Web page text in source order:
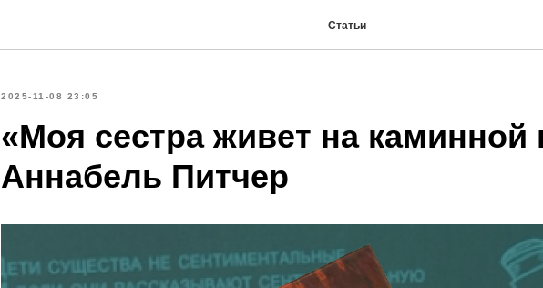
Статьи
2025-11-08 23:05
«Моя сестра живет на каминной
Аннабель Питчер